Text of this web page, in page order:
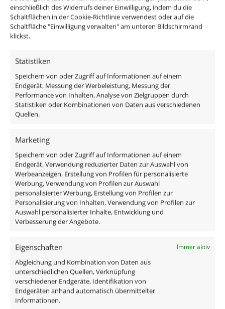
einschließlich des Widerrufs deiner Einwilligung, indem du die
Schaltflächen in der Cookie-Richtlinie verwendest oder auf die
Schaltfläche "Einwilligung verwalten" am unteren Bildschirmrand
klickst.
Statistiken
Speichern von oder Zugriff auf Informationen auf einem
Endgerät, Messung der Werbeleistung, Messung der
Performance von Inhalten, Analyse von Zielgruppen durch
Statistiken oder Kombinationen von Daten aus verschiedenen
Quellen.
Marketing
Speichern von oder Zugriff auf Informationen auf einem
Endgerät, Verwendung reduzierter Daten zur Auswahl von
Werbeanzeigen, Erstellung von Profilen für personalisierte
Werbung, Verwendung von Profilen zur Auswahl
personalisierter Werbung, Erstellung von Profilen zur
Personalisierung von Inhalten, Verwendung von Profilen zur
Auswahl personalisierter Inhalte, Entwicklung und
Verbesserung der Angebote.
Eigenschaften Immer aktiv
Abgleichung und Kombination von Daten aus
unterschiedlichen Quellen, Verknüpfung
verschiedener Endgeräte, Identifikation von
Endgeräten anhand automatisch übermittelter
Informationen.
Dimmbarkeit
Ja
AC 230V
Ähnliche Produkte
Passender Trafo für unsere 12V
DC 1,2W Mini-Spots | 25W /
40W Gesamtleistung | nicht
dimmbar IP67 | LPF
36,95
10x